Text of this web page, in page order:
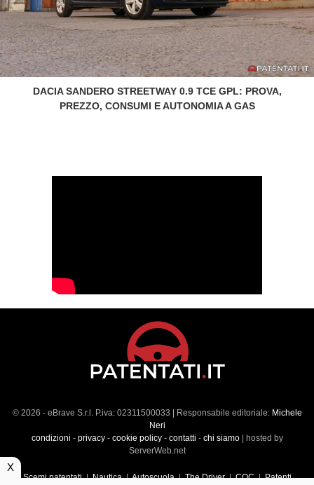
DACIA SANDERO STREETWAY 0.9 TCE GPL: PROVA,
PREZZO, CONSUMI E AUTONOMIA A GAS
© 2026 - eBrave S.r.l. P.iva: 02311500033 | Responsabile editoriale: Michele
Neri
condizioni - privacy- cookie policy- contatti - chi siamo| hosted by
ServerWeb.net
Scemi patentati|Nautica|Autoscuola|The Driver|CQC|Patenti
X